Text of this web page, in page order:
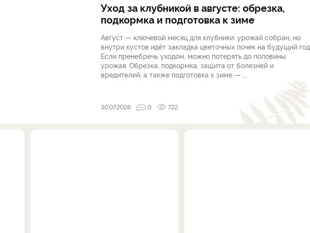
Уход за клубникой в августе: обрезка,
подкормка и подготовка к зиме
Август — ключевой месяц для клубники: урожай собран, но
внутри кустов идёт закладка цветочных почек на будущий год.
Если пренебречь уходом, можно потерять до половины
урожая. Обрезка, подкормка, защита от болезней и
вредителей, а также подготовка к зиме — ...
30.07.2026 0 722